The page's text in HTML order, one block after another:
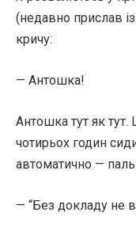
(недавно прислав
кричу:
— Антошка!
Антошка тут як
чотирьох годин
автоматично —
— “Без докладу не